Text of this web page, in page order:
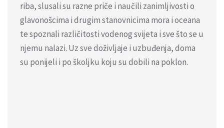
riba, slusali su razne priče i naučili zanimljivosti o
glavonošcima i drugim stanovnicima mora i oceana
te spoznali različitosti vodenog svijeta i sve što se u
njemu nalazi. Uz sve doživljaje i uzbuđenja, doma
su ponijeli i po školjku koju su dobili na poklon.